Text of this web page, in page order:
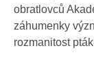
obratlovců
záhumenky
rozmanitost